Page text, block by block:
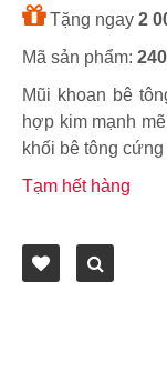
Tặng ngay 2
Mã sản phẩm:
Mũi khoan bê
hợp kim mạnh
khối bê tông cứng
Tạm hết hàng